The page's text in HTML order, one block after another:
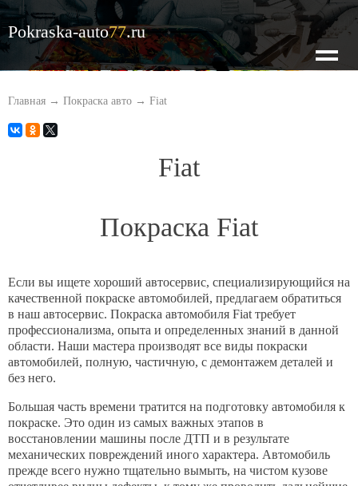
Pokraska-auto77.ru
О нас
Оценка по фото
Контакты
Главная → Покраска авто → Fiat
Fiat
Покраска Fiat
Если вы ищете хороший автосервис, специализирующийся на
качественной покраске автомобилей, предлагаем обратиться
в наш автосервис. Покраска автомобиля Fiat требует
профессионализма, опыта и определенных знаний в данной
области. Наши мастера производят все виды покраски
автомобилей, полную, частичную, с демонтажем деталей и
без него.
Большая часть времени тратится на подготовку автомобиля к
покраске. Это один из самых важных этапов в
восстановлении машины после ДТП и в результате
механических повреждений иного характера. Автомобиль
прежде всего нужно тщательно вымыть, на чистом кузове